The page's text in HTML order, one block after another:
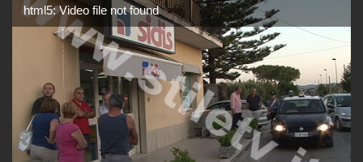
html5: Video file not found